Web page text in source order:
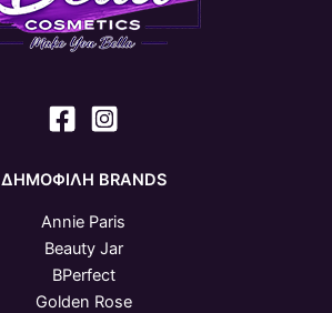
ΔΗΜΟΦΙΛΗ BRANDS
Annie Paris
Beauty Jar
BPerfect
Golden Rose